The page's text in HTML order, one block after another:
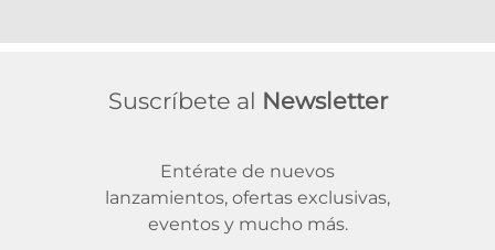
Suscríbete al Newsletter
Entérate de nuevos
lanzamientos, ofertas exclusivas,
eventos y mucho más.